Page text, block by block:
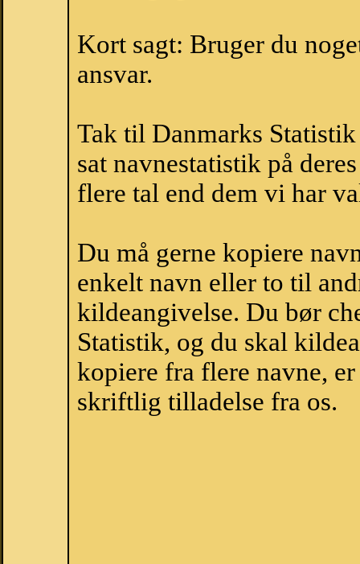
Kort sagt: Bruger du
ansvar.
Tak til Danmarks
sat navnestatistik på
flere tal end dem vi har
Du må gerne kopiere
enkelt navn eller to til
kildeangivelse. Du bør
Statistik, og du skal
kopiere fra flere navne,
skriftlig tilladelse fra os.